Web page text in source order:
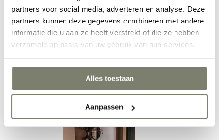
partners voor social media, adverteren en analyse. Deze
partners kunnen deze gegevens combineren met andere
informatie die u aan ze heeft verstrekt of die ze hebben
verzameld op basis van uw gebruik van hun services.
Alles toestaan
Aanpassen
Werkkamer inrichten